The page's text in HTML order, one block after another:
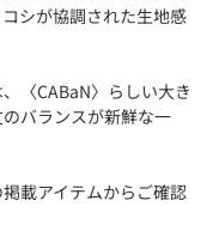
シが協調された生地感
〈CABaN〉らしい大き
バランスが新鮮な一
載アイテムからご確認